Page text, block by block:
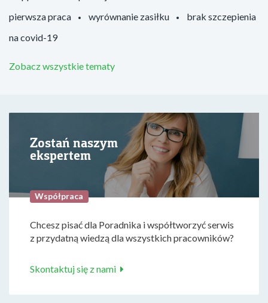
pierwsza praca
wyrównanie zasiłku
brak szczepienia
na covid-19
Zobacz wszystkie tematy
Zostań naszym
ekspertem
Współpraca
Chcesz pisać dla Poradnika i współtworzyć serwis
z przydatną wiedzą dla wszystkich pracowników?
Skontaktuj się z nami